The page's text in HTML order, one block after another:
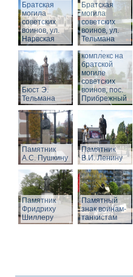
Братская
могила
советских
воинов, ул.
Нарвская
Братская
могила
советских
воинов, ул.
Тельмана
Бюст Э.
Тельмана
Мемориальный
комплекс на
братской
могиле
советских
воинов, пос.
Прибрежный
Памятник
А.С. Пушкину
Памятник
В.И. Ленину
Памятник
Фридриху
Шиллеру
Памятный
знак воинам-
танкистам